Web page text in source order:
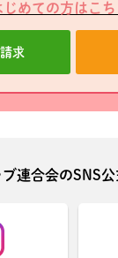
じめての方はこち
求
連合会のSNS公